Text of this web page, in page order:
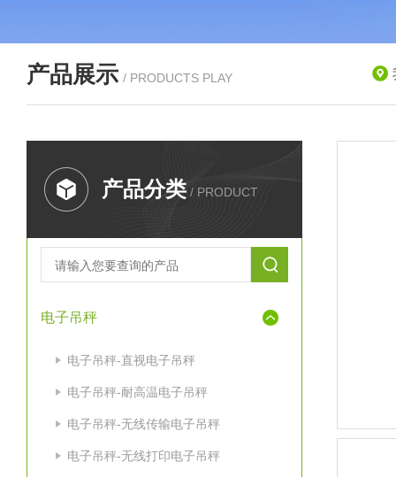
产品展示 / PRODUCTS PLAY
产品分类 / PRODUCT
电子吊秤
电子吊秤-直视电子吊秤
电子吊秤-耐高温电子吊秤
电子吊秤-无线传输电子吊秤
电子吊秤-无线打印电子吊秤